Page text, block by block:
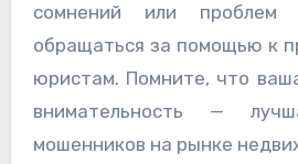
сомнений или проблем
обращаться за помощью к
юристам. Помните, что
внимательность —
мошенников на рынке